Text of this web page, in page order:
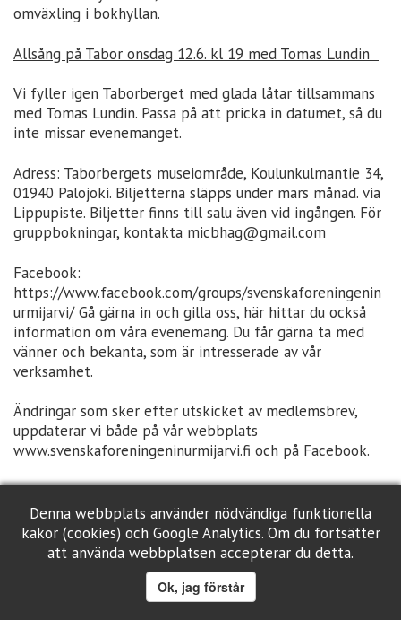
omväxling i bokhyllan.
Allsång på Tabor onsdag 12.6. kl 19 med Tomas Lundin
Vi fyller igen Taborberget med glada låtar tillsammans
med Tomas Lundin. Passa på att pricka in datumet, så du
inte missar evenemanget.
Adress: Taborbergets museiområde, Koulunkulmantie 34,
01940 Palojoki. Biljetterna släpps under mars månad. via
Lippupiste. Biljetter finns till salu även vid ingången. För
gruppbokningar, kontakta micbhag@gmail.com
Facebook:
https://www.facebook.com/groups/svenskaforeningenin
urmijarvi/ Gå gärna in och gilla oss, här hittar du också
information om våra evenemang. Du får gärna ta med
vänner och bekanta, som är intresserade av vår
verksamhet.
Ändringar som sker efter utskicket av medlemsbrev,
uppdaterar vi både på vår webbplats
www.svenskaforeningeninurmijarvi.fi och på Facebook.
Vi ses!
Styrelsen
MEDLEMSBREV NR. 3/2023 Nurmijärvi 2.10.2023
Denna webbplats använder nödvändiga funktionella
kakor (cookies) och Google Analytics. Om du fortsätter
att använda webbplatsen accepterar du detta.
Ok, jag förstår